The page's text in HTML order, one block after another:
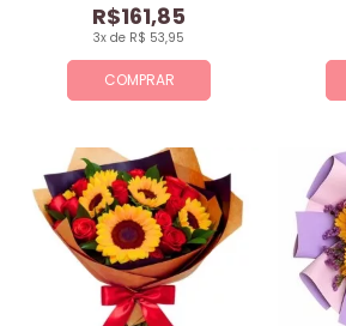
COMPRAR
3x de R$ 53,95
R$161,85